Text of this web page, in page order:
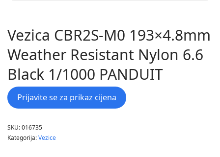
Vezica CBR2S-M0 193×4.8mm
Weather Resistant Nylon 6.6
Black 1/1000 PANDUIT
Prijavite se za prikaz cijena
SKU:016735
Kategorija:Vezice